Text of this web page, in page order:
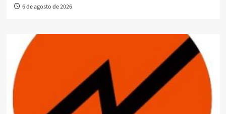
6 de agosto de 2026